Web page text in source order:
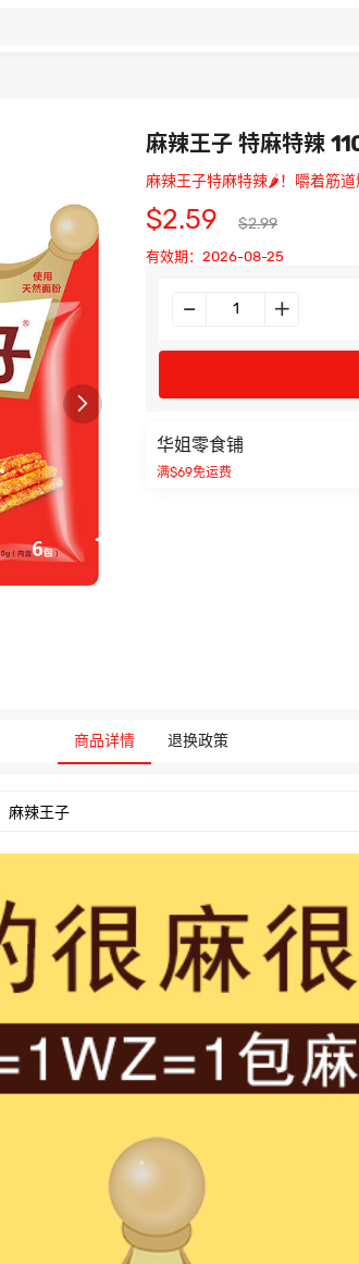

麻辣王子 特麻特辣
麻辣王子特麻特辣🌶️！嚼着筋道
$2.59 $2.99
有效期：2026-08-25
华姐零食铺
满$69免运费
商品详情 退换政策
麻辣王子